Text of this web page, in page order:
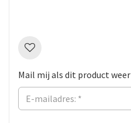
Mail mij als dit product